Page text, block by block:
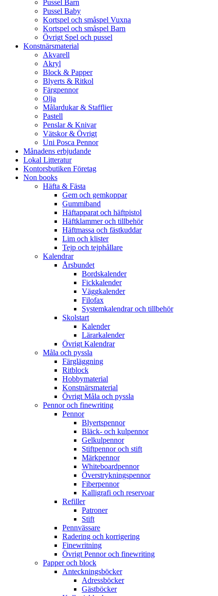
Pussel Barn
Pussel Baby
Kortspel och småspel Vuxna
Kortspel och småspel Barn
Övrigt Spel och pussel
Konstnärsmaterial
Akvarell
Akryl
Block & Papper
Blyerts & Ritkol
Färgpennor
Olja
Målardukar & Stafflier
Pastell
Penslar & Knivar
Vätskor & Övrigt
Uni Posca Pennor
Månadens erbjudande
Lokal Litteratur
Kontorsbutiken Företag
Non books
Häfta & Fästa
Gem och gemkoppar
Gummiband
Häftapparat och häftpistol
Häftklammer och tillbehör
Häftmassa och fästkuddar
Lim och klister
Tejp och tejphållare
Kalendrar
Årsbundet
Bordskalender
Fickkalender
Väggkalender
Filofax
Systemkalendrar och tillbehör
Skolstart
Kalender
Lärarkalender
Övrigt Kalendrar
Måla och pyssla
Färgläggning
Ritblock
Hobbymaterial
Konstnärsmaterial
Övrigt Måla och pyssla
Pennor och finewriting
Pennor
Blyertspennor
Bläck- och kulpennor
Gelkulpennor
Stiftpennor och stift
Märkpennor
Whiteboardpennor
Överstrykningspennor
Fiberpennor
Kalligrafi och reservoar
Refiller
Patroner
Stift
Pennvässare
Radering och korrigering
Finewritning
Övrigt Pennor och finewriting
Papper och block
Anteckningsböcker
Adressböcker
Gästböcker